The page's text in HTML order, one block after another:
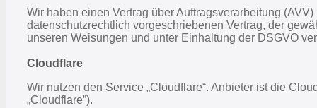
Wir haben einen Vertrag über Auftragsverarbeitung
datenschutzrechtlich vorgeschriebenen Vertrag, der
unseren Weisungen und unter Einhaltung der DSGVO
Cloudflare
Wir nutzen den Service „Cloudflare“. Anbieter ist die
„Cloudflare”).